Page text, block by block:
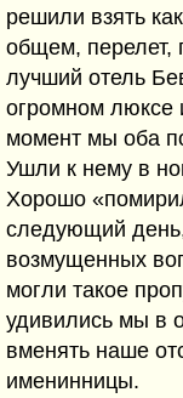
решили взять
общем, перелет,
лучший отель
огромном люксе
момент мы оба
Ушли к нему в
Хорошо
следующий
возмущенных
могли такое
удивились мы в
вменять наше
именинницы.